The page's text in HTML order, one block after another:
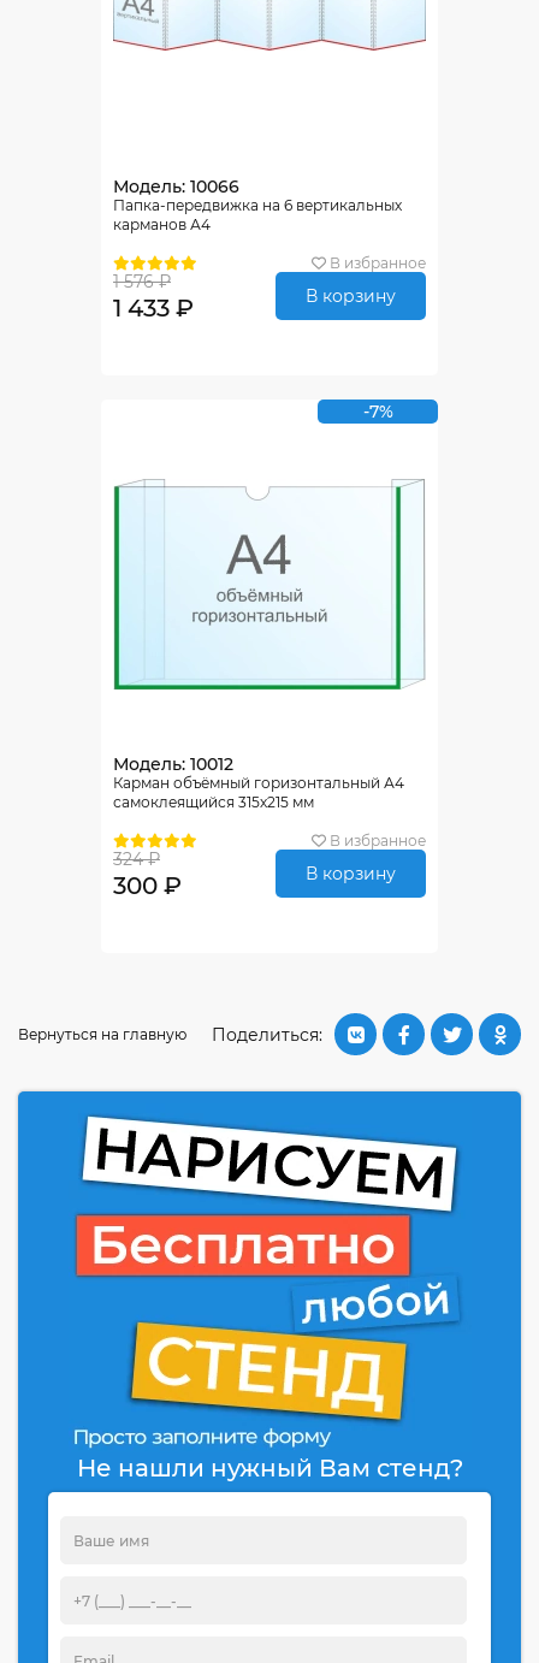
Модель: 10066
Папка-передвижка на 6 вертикальных
карманов А4
В избранное
1 576 ₽
1 433 ₽ В корзину
-7%
Модель: 10012
Карман объёмный горизонтальный А4
самоклеящийся 315х215 мм
В избранное
324 ₽
300 ₽ В корзину
Поделиться:
Вернуться на главную
Не нашли нужный Вам стенд?